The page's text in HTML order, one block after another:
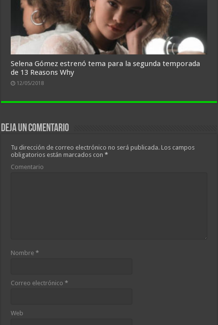
Selena Gómez estrenó tema para la segunda temporada
de 13 Reasons Why
12/05/2018
Deja un comentario
Tu dirección de correo electrónico no será publicada. Los campos
obligatorios están marcados con*
Comentario
Nombre*
Correo electrónico*
Web